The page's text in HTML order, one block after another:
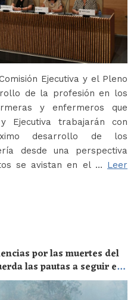
Ejecutiva y el Pleno
de la profesión en los
y enfermeros que
trabajarán con
desarrollo de los
desde una perspectiva
se avistan en el … Leer
por las muertes del
las pautas a seguir en
de un fuego